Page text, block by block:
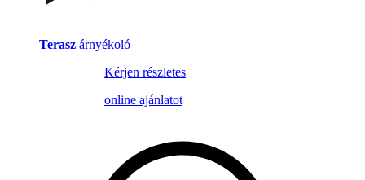
Terasz árnyékoló
Kérjen részletes
online ajánlatot